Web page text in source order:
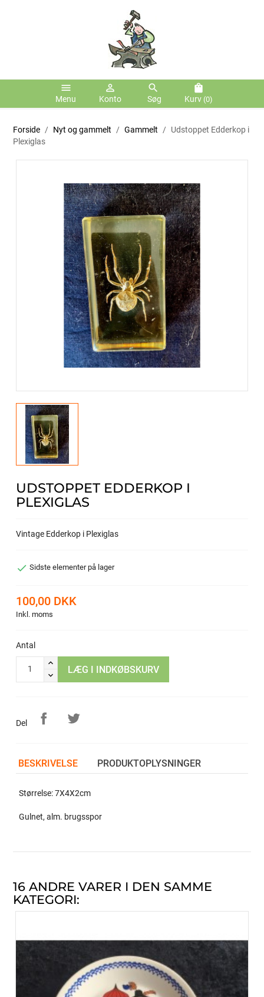
menu
Menu
person_outline
Konto
search
Søg
shopping_bag
Kurv (0)
Forside Nyt og gammelt Gammelt
Udstoppet Edderkop i
Plexiglas
UDSTOPPET EDDERKOP I
PLEXIGLAS
Vintage Edderkop i Plexiglas
 Sidste elementer på lager
100,00 DKK
Inkl. moms
Antal
LÆG I INDKØBSKURV
Del
BESKRIVELSE PRODUKTOPLYSNINGER
Størrelse: 7X4X2cm
Gulnet, alm. brugsspor
16 ANDRE VARER I DEN SAMME
KATEGORI: